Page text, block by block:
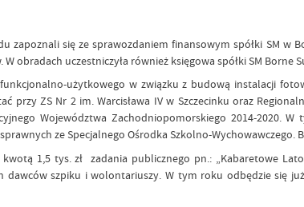
zapoznali się ze sprawozdaniem finansowym spółki SM
obradach uczestniczyła również księgowa spółki SM Borne
użytkowego w związku z budową instalacji
przy ZS Nr 2 im. Warcisława IV w Szczecinku oraz
Województwa Zachodniopomorskiego 2014-2020.
ze Specjalnego Ośrodka Szkolno-Wychowawczego.
1,5 tys. zł zadania publicznego pn.: „Kabaretowe
szpiku i wolontariuszy. W tym roku odbędzie się